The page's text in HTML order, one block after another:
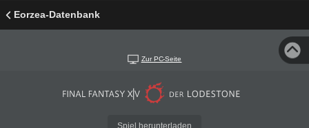
Eorzea-Datenbank
Zur PC-Seite
Spiel herunterladen